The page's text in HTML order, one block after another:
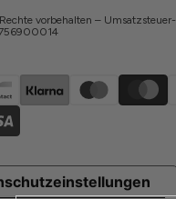
vorbehalten – Umsatzsteuer-